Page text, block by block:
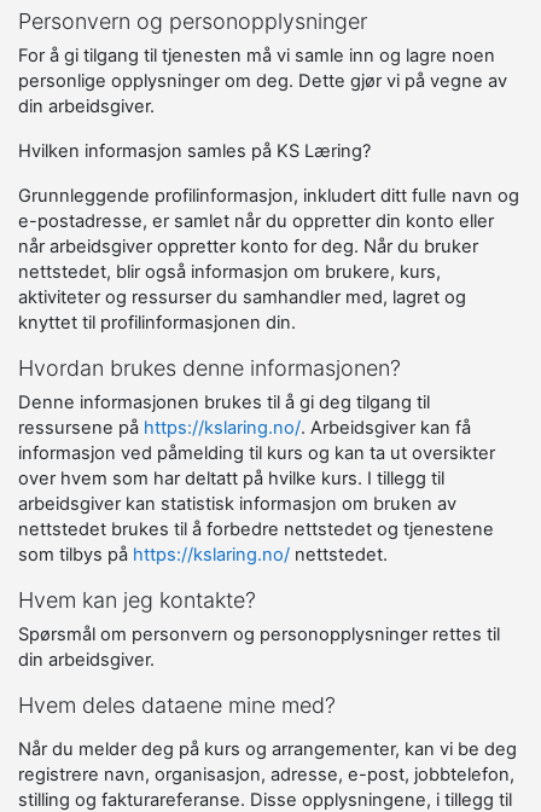
Personvern og personopplysninger
For å gi tilgang til tjenesten må vi samle inn og lagre noen
personlige opplysninger om deg. Dette gjør vi på vegne av
din arbeidsgiver.
Hvilken informasjon samles på KS Læring?
Grunnleggende profilinformasjon, inkludert ditt fulle navn og
e-postadresse, er samlet når du oppretter din konto eller
når arbeidsgiver oppretter konto for deg. Når du bruker
nettstedet, blir også informasjon om brukere, kurs,
aktiviteter og ressurser du samhandler med, lagret og
knyttet til profilinformasjonen din.
Hvordan brukes denne informasjonen?
Denne informasjonen brukes til å gi deg tilgang til
ressursene på https://kslaring.no/. Arbeidsgiver kan få
informasjon ved påmelding til kurs og kan ta ut oversikter
over hvem som har deltatt på hvilke kurs. I tillegg til
arbeidsgiver kan statistisk informasjon om bruken av
nettstedet brukes til å forbedre nettstedet og tjenestene
som tilbys på https://kslaring.no/ nettstedet.
Hvem kan jeg kontakte?
Spørsmål om personvern og personopplysninger rettes til
din arbeidsgiver.
Hvem deles dataene mine med?
Når du melder deg på kurs og arrangementer, kan vi be deg
registrere navn, organisasjon, adresse, e-post, jobbtelefon,
stilling og fakturareferanse. Disse opplysningene, i tillegg til